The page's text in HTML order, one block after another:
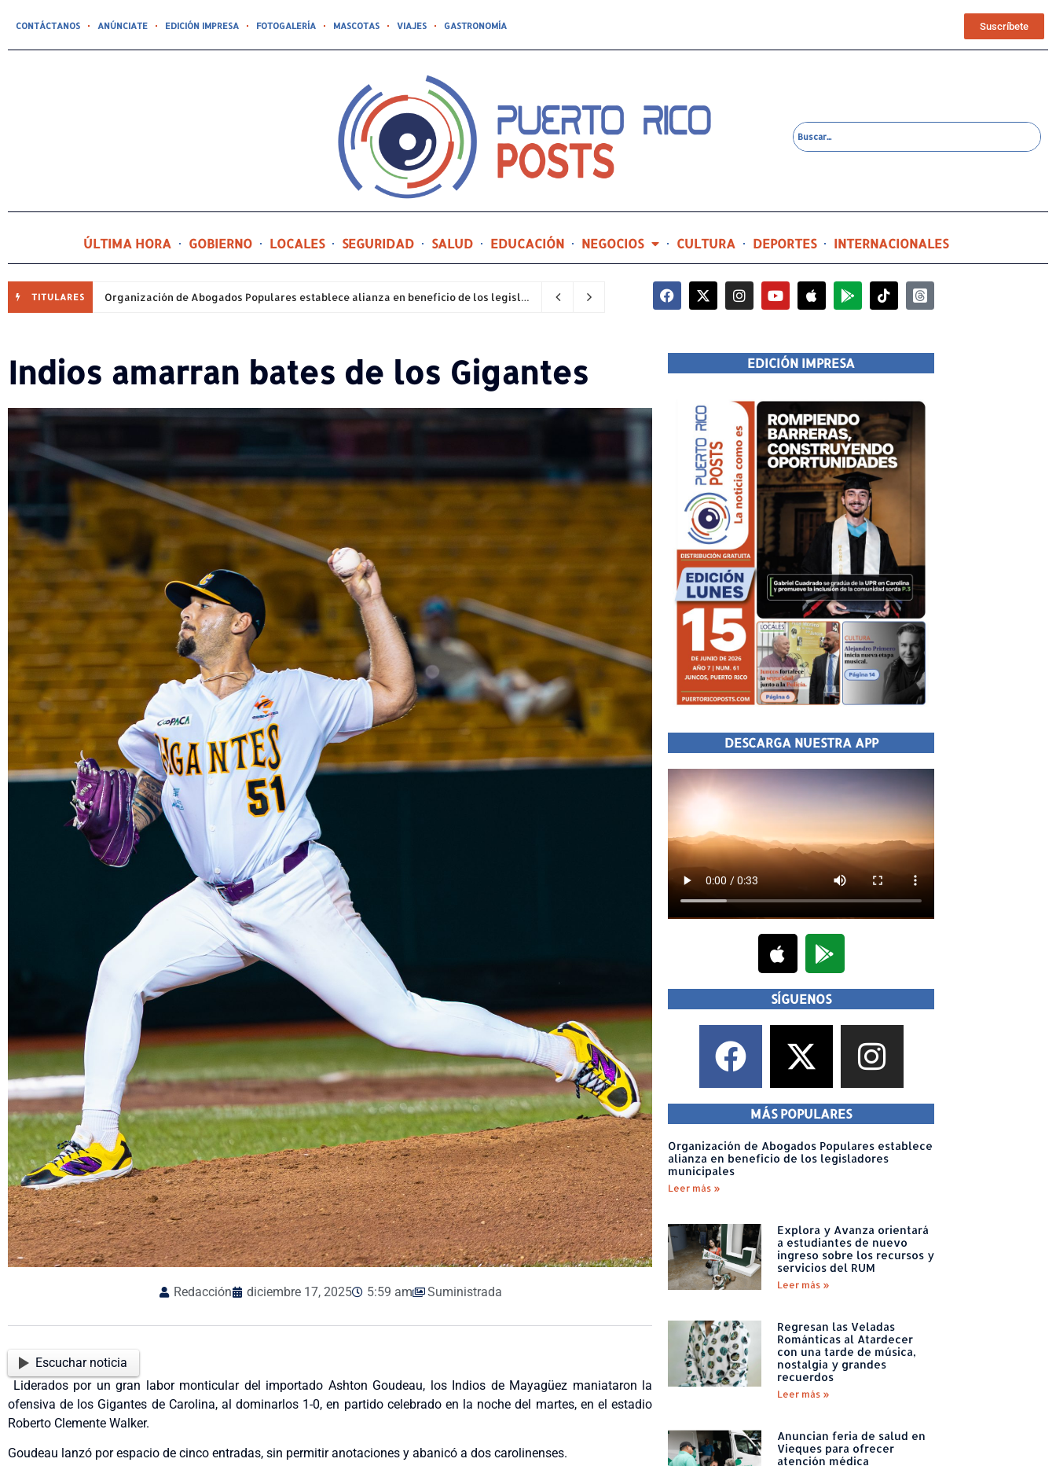
CONTÁCTANOS ANÚNCIATE EDICIÓN IMPRESA FOTOGALERÍA MASCOTAS VIAJES GASTRONOMÍA Suscríbete
ÚLTIMA HORA GOBIERNO LOCALES SEGURIDAD SALUD EDUCACIÓN NEGOCIOS CULTURA DEPORTES INTERNACIONALES
TITULARES Organización de Abogados Populares establece alianza en beneficio de los legisladores municipales 1 segundo ago
Indios amarran bates de los Gigantes
Redacción diciembre 17, 2025 5:59 am Suministrada
Escuchar noticia
Liderados por un gran labor monticular del importado Ashton Goudeau, los Indios de Mayagüez maniataron la
ofensiva de los Gigantes de Carolina, al dominarlos 1-0, en partido celebrado en la noche del martes, en el estadio
Roberto Clemente Walker.
Goudeau lanzó por espacio de cinco entradas, sin permitir anotaciones y abanicó a dos carolinenses.
EDICIÓN IMPRESA
DESCARGA NUESTRA APP
SÍGUENOS
MÁS POPULARES
Organización de Abogados Populares establece
alianza en beneficio de los legisladores
municipales
Leer más »
Explora y Avanza orientará
a estudiantes de nuevo
ingreso sobre los recursos y
servicios del RUM
Leer más »
Regresan las Veladas
Románticas al Atardecer
con una tarde de música,
nostalgia y grandes
recuerdos
Leer más »
Anuncian feria de salud en
Vieques para ofrecer
atención médica